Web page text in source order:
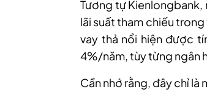
Tương tự
lãi suất tham chiếu
vay thả nổi hiện được
4%/năm, tùy từng ngân
Cần nhớ rằng, đây chỉ là